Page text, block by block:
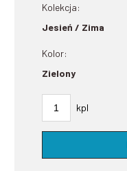
Kolekcja:
Jesień / Zima
Kolor:
Zielony
kpl